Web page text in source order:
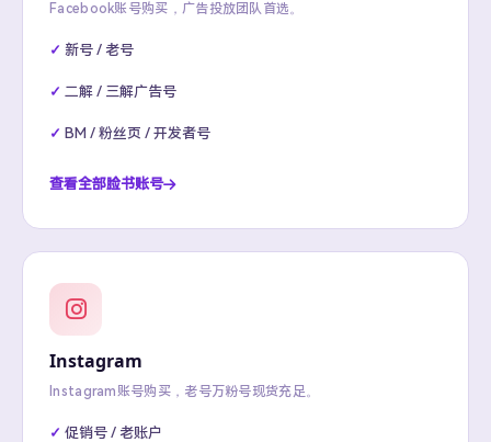
Facebook账号购买，广告投放团队首选。
新号 / 老号
二解 / 三解广告号
BM / 粉丝页 / 开发者号
查看全部脸书账号
Instagram
Instagram账号购买，老号万粉号现货充足。
促销号 / 老账户